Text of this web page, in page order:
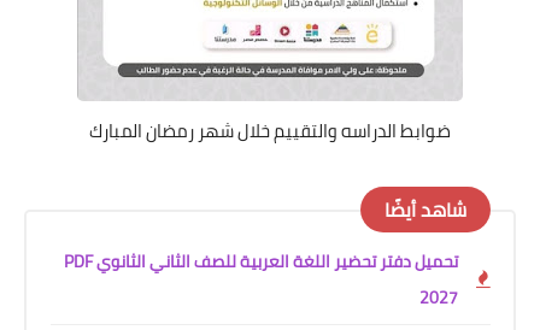
ضوابط الدراسه والتقييم خلال شهر رمضان المبارك
شاهد أيضًا
تحميل دفتر تحضير اللغة العربية للصف الثاني الثانوي PDF
2027